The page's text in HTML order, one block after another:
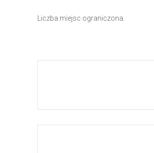
Liczba miejsc ograniczona.